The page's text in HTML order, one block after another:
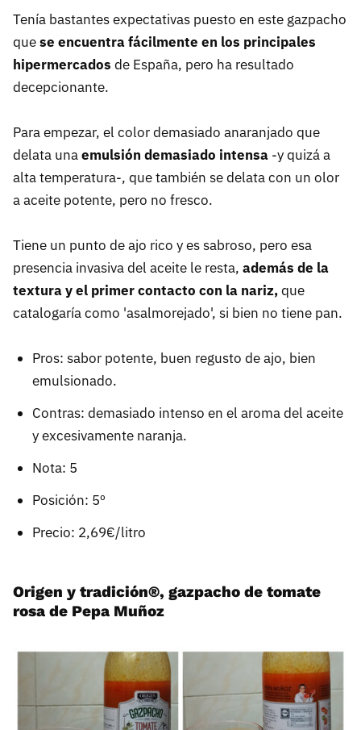
Tenía bastantes expectativas puesto en este gazpacho
quese encuentra fácilmente en los principales
hipermercados de España, pero ha resultado
decepcionante.
Para empezar, el color demasiado anaranjado que
delata unaemulsión demasiado intensa -y quizá a
alta temperatura-, que también se delata con un olor
a aceite potente, pero no fresco.
Tiene un punto de ajo rico y es sabroso, pero esa
presencia invasiva del aceite le resta, además de la
textura y el primer contacto con la nariz,que
catalogaría como 'asalmorejado', si bien no tiene pan.
Pros: sabor potente, buen regusto de ajo, bien
emulsionado.
Contras: demasiado intenso en el aroma del aceite
y excesivamente naranja.
Nota: 5
Posición: 5º
Precio: 2,69€/litro
Origen y tradición®, gazpacho de tomate
rosa de Pepa Muñoz